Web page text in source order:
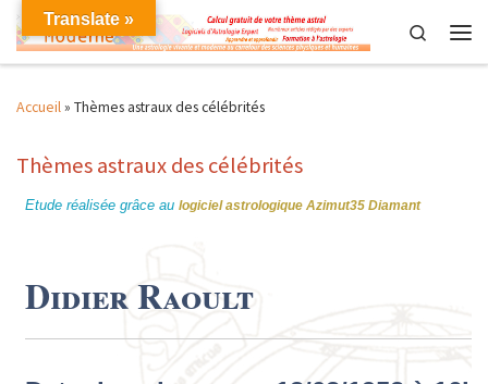
Skip to content
Search
Accueil» Thèmes astraux des célébrités
Thèmes astraux des célébrités
Translate »